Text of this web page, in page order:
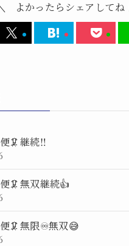
よかったらシェアしてね
🦑継続‼️
🦑無双継続👍
🦑無限♾️無双😅